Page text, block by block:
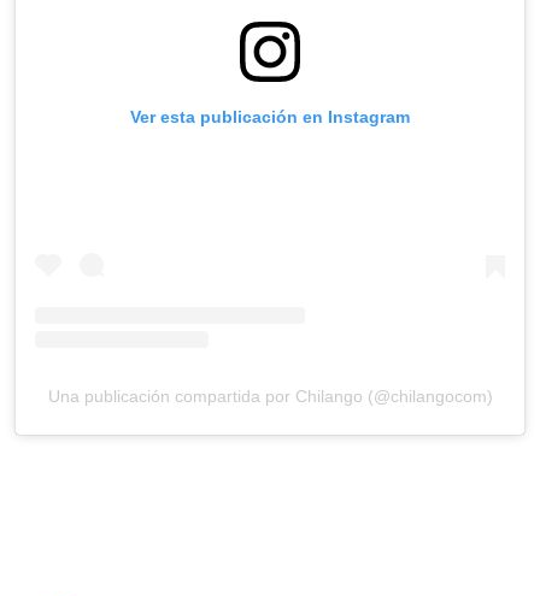
Ver esta publicación en Instagram
Una publicación compartida por Chilango (@chilangocom)